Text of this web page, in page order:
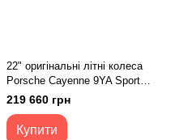
22" оригінальні літні колеса
Porsche Cayenne 9YA Sport
Design
(9Y0601025CK/9Y0601025CL)
219 660 грн
Купити